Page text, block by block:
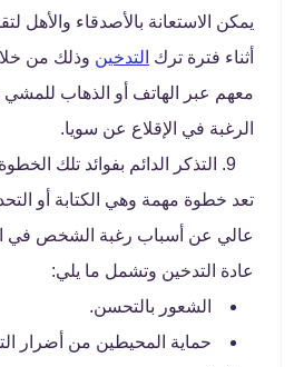
يمكن الاستعانة بالأصدقاء والأهل
أثناء فترة ترك التدخين وذلك من
معهم عبر الهاتف أو الذهاب
الرغبة في الإقلاع عن سويا.
التذكر الدائم بفوائد تلك
تعد خطوة مهمة وهي الكتابة أو
عالي عن أسباب رغبة الشخص في
عادة التدخين وتشمل ما يلي:
الشعور بالتحسن.
حماية المحيطين من أضرار